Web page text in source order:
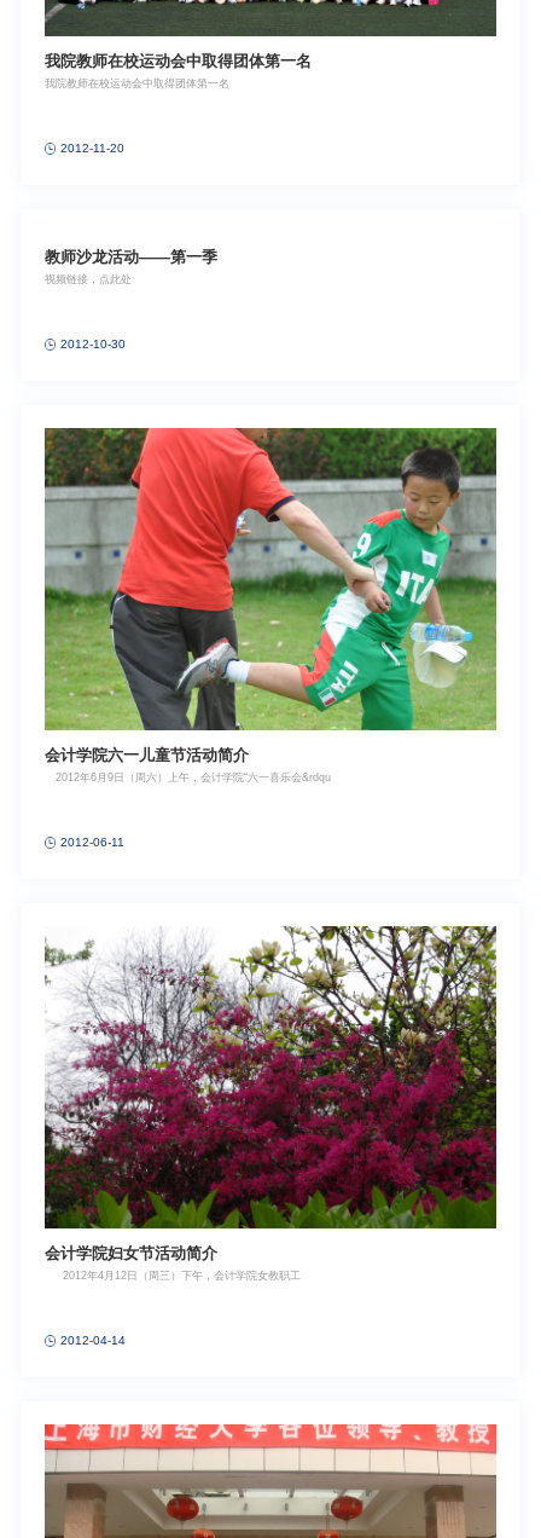
我院教师在校运动会中取得团体第一名
我院教师在校运动会中取得团体第一名
2012-11-20
教师沙龙活动——第一季
视频链接，点此处
2012-10-30
会计学院六一儿童节活动简介
2012年6月9日（周六）上午，会计学院“六一喜乐会&rdqu
2012-06-11
会计学院妇女节活动简介
2012年4月12日（周三）下午，会计学院女教职工
2012-04-14